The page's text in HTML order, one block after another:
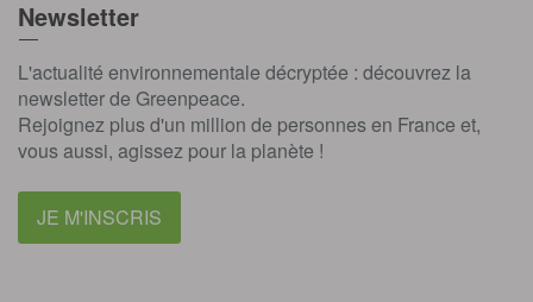
Newsletter
L'actualité environnementale décryptée : découvrez la
newsletter de Greenpeace.
Rejoignez plus d'un million de personnes en France et,
vous aussi, agissez pour la planète !
JE M'INSCRIS